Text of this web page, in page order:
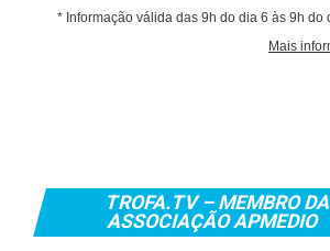
TROFA.TV – MEMBRO DA
ASSOCIAÇÃO APMEDIO